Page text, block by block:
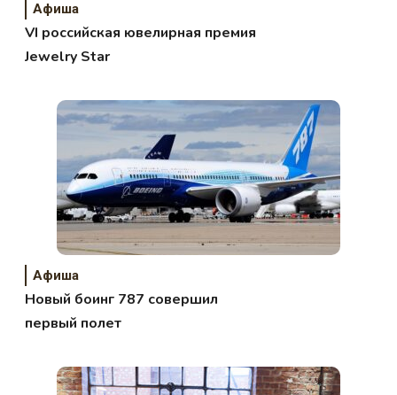
Афиша
VI российская ювелирная премия
Jewelry Star
Афиша
Новый боинг 787 совершил
первый полет